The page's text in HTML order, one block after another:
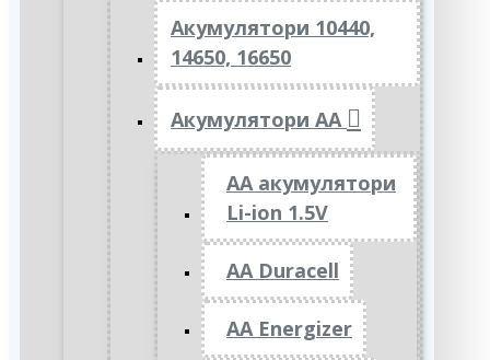
Акумулятори 10440,
14650, 16650
Акумулятори АА
AA акумулятори
Li-ion 1.5V
AA Duracell
AA Energizer